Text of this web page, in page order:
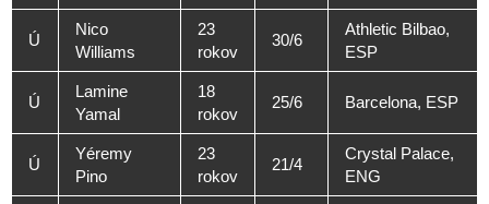
Ú
Nico
Williams
23
rokov
30/6
Athletic Bilbao,
ESP
Ú
Lamine
Yamal
18
rokov
25/6 Barcelona, ESP
Ú
Yéremy
Pino
23
rokov
21/4
Crystal Palace,
ENG